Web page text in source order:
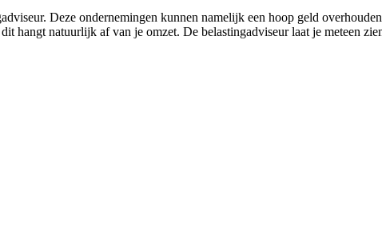
Deze ondernemingen kunnen namelijk een hoop geld
hangt natuurlijk af van je omzet. De belastingadviseur laat je meteen